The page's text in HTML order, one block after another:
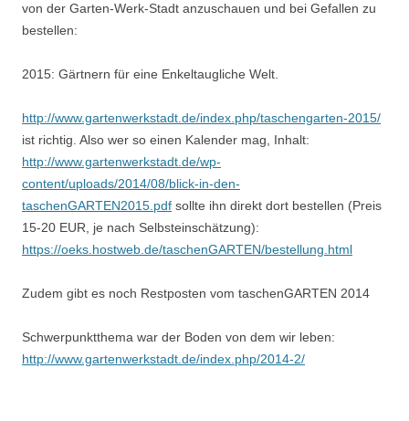
von der Garten-Werk-Stadt anzuschauen und bei Gefallen zu
bestellen:
2015: Gärtnern für eine Enkeltaugliche Welt.
http://www.gartenwerkstadt.de/index.php/taschengarten-2015/
ist richtig. Also wer so einen Kalender mag, Inhalt:
http://www.gartenwerkstadt.de/wp-
content/uploads/2014/08/blick-in-den-
taschenGARTEN2015.pdf sollte ihn direkt dort bestellen (Preis
15-20 EUR, je nach Selbsteinschätzung):
https://oeks.hostweb.de/taschenGARTEN/bestellung.html
Zudem gibt es noch Restposten vom taschenGARTEN 2014
Schwerpunktthema war der Boden von dem wir leben:
http://www.gartenwerkstadt.de/index.php/2014-2/